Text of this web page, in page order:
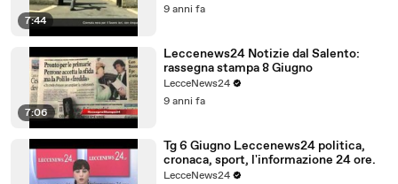
7:44
9 anni fa
7:06
Leccenews24 Notizie dal Salento:
rassegna stampa 8 Giugno
LecceNews24
9 anni fa
Tg 6 Giugno Leccenews24 politica,
cronaca, sport, l'informazione 24 ore.
LecceNews24